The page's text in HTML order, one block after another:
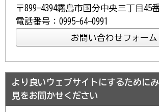
〒899-4394霧島市国分中央三丁目45
電話番号：0995-64-0991
より良いウェブサイトにするために
見をお聞かせください